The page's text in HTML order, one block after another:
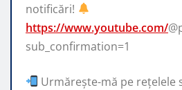
notificări!
https://www.youtube.com/
sub_confirmation=1
Urmărește-mă pe rețelele